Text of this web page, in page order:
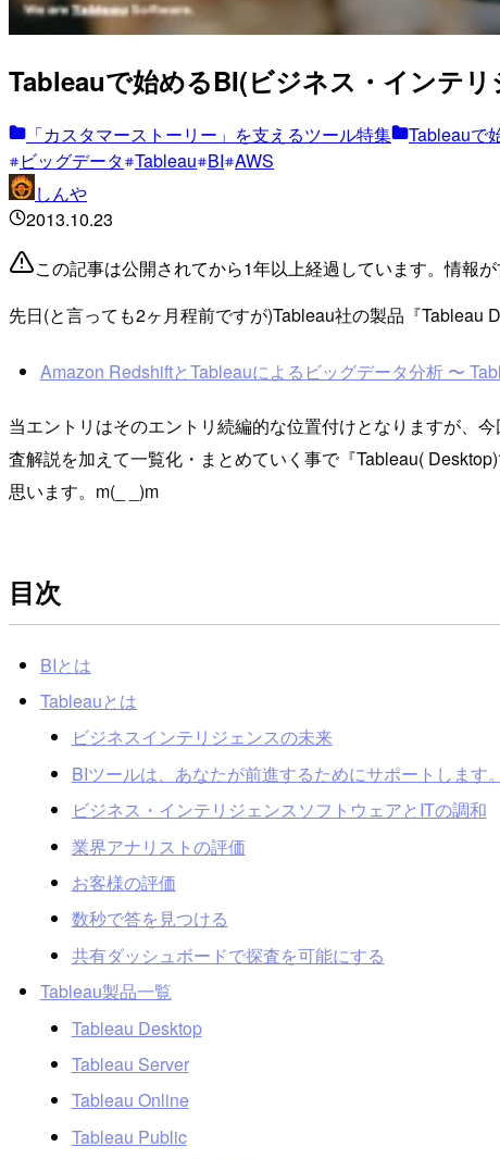
Tableauで始めるBI(ビジネス・インテ
「カスタマーストーリー」を支えるツール特集
Tableauで
ビッグデータ Tableau BI AWS
しんや
2013.10.23
この記事は公開されてから1年以上経過しています。情報
先日(と言っても2ヶ月程前ですが)Tableau社の製品『
Amazon RedshiftとTableauによるビッグデータ分析 〜
当エントリはそのエントリ続編的な位置付けとなりますが、
査解説を加えて一覧化・まとめていく事で『Tableau(
思います。m(_ _)m
目次
BIとは
Tableauとは
ビジネスインテリジェンスの未来
BIツールは、あなたが前進するためにサポートします。
ビジネス・インテリジェンスソフトウェアとITの調和
業界アナリストの評価
お客様の評価
数秒で答を見つける
共有ダッシュボードで探査を可能にする
Tableau製品一覧
Tableau Desktop
Tableau Server
Tableau Online
Tableau Public